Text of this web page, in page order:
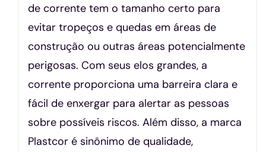
de corrente tem o tamanho certo para
evitar tropeços e quedas em áreas de
construção ou outras áreas potencialmente
perigosas. Com seus elos grandes, a
corrente proporciona uma barreira clara e
fácil de enxergar para alertar as pessoas
sobre possíveis riscos. Além disso, a marca
Plastcor é sinônimo de qualidade,